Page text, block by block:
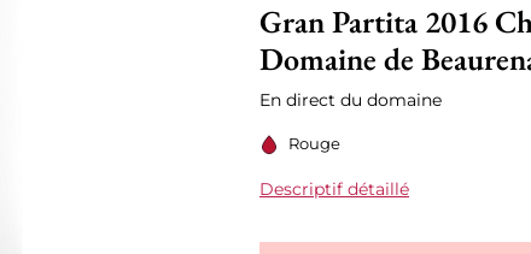
Gran Partita 2016
Domaine de
En direct du domaine
Rouge
Descriptif détaillé